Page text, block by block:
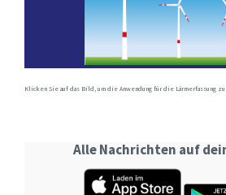
Klicken Sie auf das Bild, um die Anwendung für die Lärmerfassung zu
Alle Nachrichten auf